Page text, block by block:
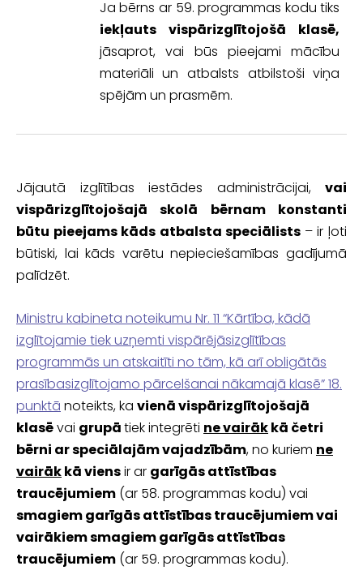
Ja bērns ar 59. programmas kodu tiks
iekļauts vispārizglītojošā klasē,
jāsaprot, vai būs pieejami mācību
materiāli un atbalsts atbilstoši viņa
spējām un prasmēm.
Jājautā izglītības iestādes administrācijai, vai
vispārizglītojošajā skolā bērnam konstanti
būtu pieejams kāds atbalsta speciālists – ir ļoti
būtiski, lai kāds varētu nepieciešamības gadījumā
palīdzēt.
Ministru kabineta noteikumu Nr. 11 “Kārtība, kādā
izglītojamie tiek uzņemti vispārējāsizglītības
programmās un atskaitīti no tām, kā arī obligātās
prasībasizglītojamo pārcelšanai nākamajā klasē” 18.
punktā noteikts, ka vienā vispārizglītojošajā
klasēvai grupātiek integrēti ne vairākkā četri
bērni ar speciālajām vajadzībām, no kuriem ne
vairākkā viensir ar garīgās attīstības
traucējumiem (ar 58. programmas kodu) vai
smagiem garīgās attīstības traucējumiem vai
vairākiem smagiem garīgās attīstības
traucējumiem (ar 59. programmas kodu).